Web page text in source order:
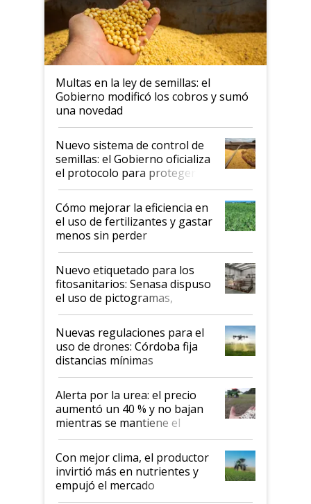
Multas en la ley de semillas: el
Gobierno modificó los cobros y sumó
una novedad
Nuevo sistema de control de
semillas: el Gobierno oficializa
el protocolo para proteger la
propiedad intelectual
Cómo mejorar la eficiencia en
el uso de fertilizantes y gastar
menos sin perder
productividad en la campaña
fina
Nuevo etiquetado para los
fitosanitarios: Senasa dispuso
el uso de pictogramas,
palabras de advertencia e
indicaciones
Nuevas regulaciones para el
uso de drones: Córdoba fija
distancias mínimas
Alerta por la urea: el precio
aumentó un 40 % y no bajan
mientras se mantiene el
conflicto en Medio Oriente
Con mejor clima, el productor
invirtió más en nutrientes y
empujó el mercado